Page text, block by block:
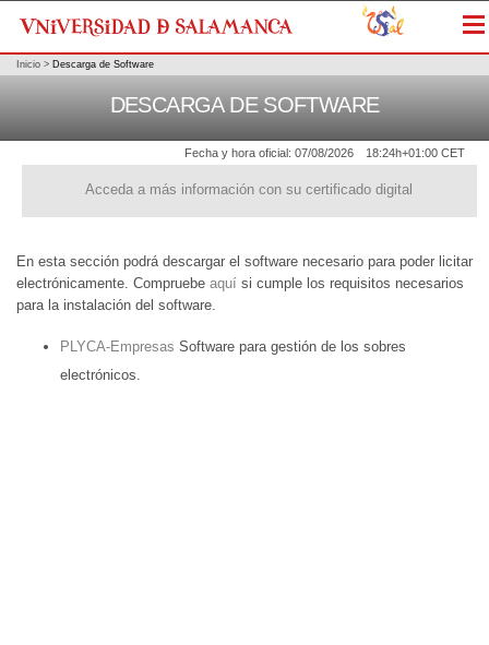
Fecha y hora oficial: 07/08/2026 18:24h+01:00 CET
Acceda a más información con su certificado digital
Inicio > Descarga de Software
DESCARGA DE SOFTWARE
En esta sección podrá descargar el software necesario para poder licitar
electrónicamente. Compruebe aquí si cumple los requisitos necesarios
para la instalación del software.
PLYCA-Empresas Software para gestión de los sobres
electrónicos.